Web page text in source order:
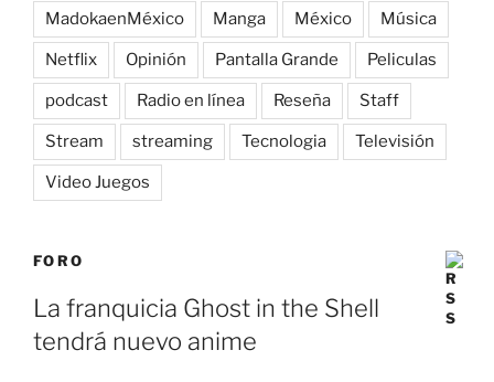
MadokaenMéxico Manga México Música
Netflix Opinión Pantalla Grande Peliculas
podcast Radio en línea Reseña Staff
Stream streaming Tecnologia Televisión
Video Juegos
FORO
La franquicia Ghost in the Shell
tendrá nuevo anime